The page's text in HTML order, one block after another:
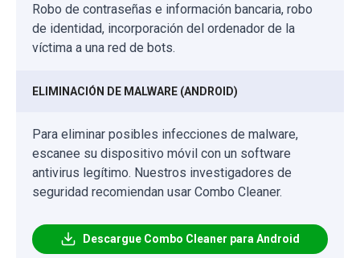
Robo de contraseñas e información bancaria, robo
de identidad, incorporación del ordenador de la
víctima a una red de bots.
ELIMINACIÓN DE MALWARE (ANDROID)
Para eliminar posibles infecciones de malware,
escanee su dispositivo móvil con un software
antivirus legítimo. Nuestros investigadores de
seguridad recomiendan usar Combo Cleaner.
Descargue Combo Cleaner para Android